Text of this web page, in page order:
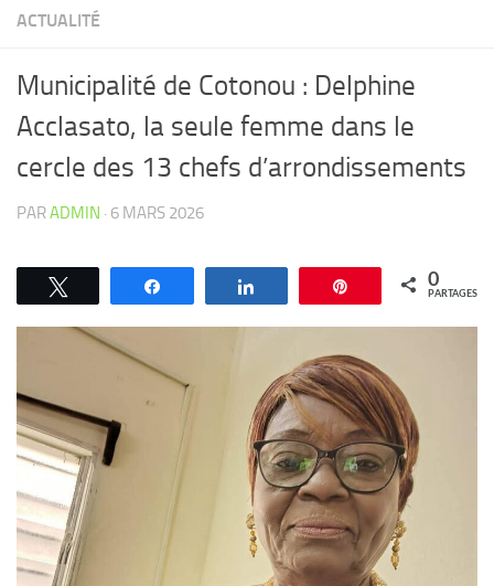
ACTUALITÉ
Municipalité de Cotonou : Delphine
Acclasato, la seule femme dans le
cercle des 13 chefs d’arrondissements
PARADMIN · 6 MARS 2026
Épingle 0
PARTAGES